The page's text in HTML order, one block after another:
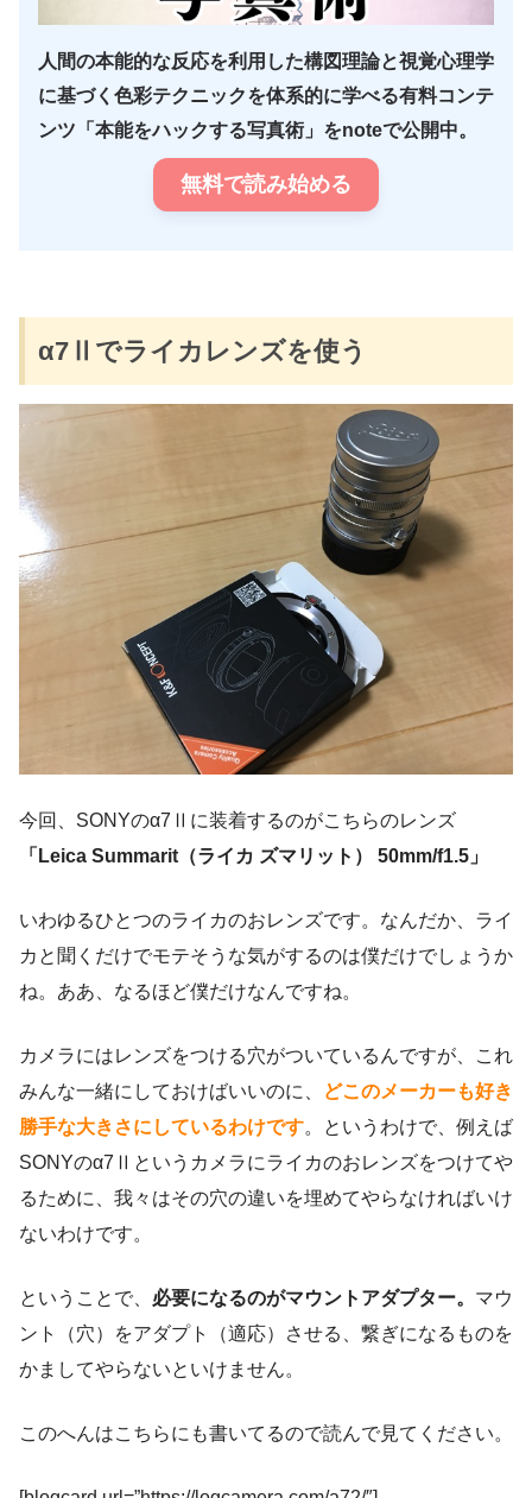
人間の本能的な反応を利用した構図理論と視覚心理学
に基づく色彩テクニックを体系的に学べる有料コンテ
ンツ「本能をハックする写真術」をnoteで公開中。
無料で読み始める
α7Ⅱでライカレンズを使う
今回、SONYのα7Ⅱに装着するのがこちらのレンズ
「Leica Summarit（ライカ ズマリット） 50mm/f1.5」
いわゆるひとつのライカのおレンズです。なんだか、ライ
カと聞くだけでモテそうな気がするのは僕だけでしょうか
ね。ああ、なるほど僕だけなんですね。
カメラにはレンズをつける穴がついているんですが、これ
みんな一緒にしておけばいいのに、
どこのメーカーも好き
勝手な大きさにしているわけです。というわけで、例えば
SONYのα7Ⅱというカメラにライカのおレンズをつけてや
るために、我々はその穴の違いを埋めてやらなければいけ
ないわけです。
ということで、 必要になるのがマウントアダプター。 マウ
ント（穴）をアダプト（適応）させる、繋ぎになるものを
かましてやらないといけません。
このへんはこちらにも書いてるので読んで見てください。